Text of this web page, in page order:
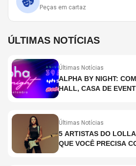
Peças em cartaz
ÚLTIMAS NOTÍCIAS
Últimas Notícias
ALPHA BY NIGHT:
HALL, CASA DE
Últimas Notícias
5 ARTISTAS DO
QUE VOCÊ PRECISA